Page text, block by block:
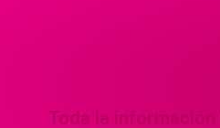
Toda la